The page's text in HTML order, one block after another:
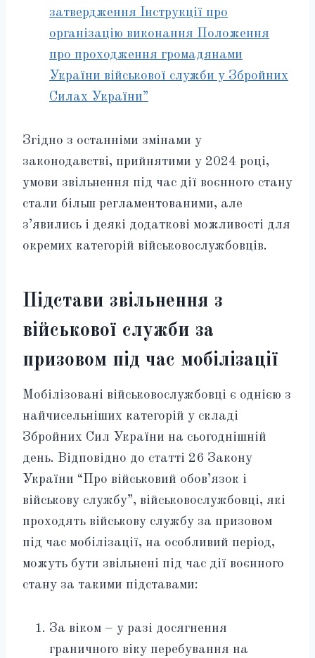
затвердження Інструкції про
організацію виконання Положення
про проходження громадянами
України військової служби у Збройних
Силах України”
Згідно з останніми змінами у
законодавстві, прийнятими у 2024 році,
умови звільнення під час дії воєнного стану
стали більш регламентованими, але
з’явились і деякі додаткові можливості для
окремих категорій військовослужбовців.
Підстави звільнення з
військової служби за
призовом під час мобілізації
Мобілізовані військовослужбовці є однією з
найчисельніших категорій у складі
Збройних Сил України на сьогоднішній
день. Відповідно до статті 26 Закону
України “Про військовий обов’язок і
військову службу”, військовослужбовці, які
проходять військову службу за призовом
під час мобілізації, на особливий період,
можуть бути звільнені під час дії воєнного
стану за такими підставами:
За віком – у разі досягнення
граничного віку перебування на